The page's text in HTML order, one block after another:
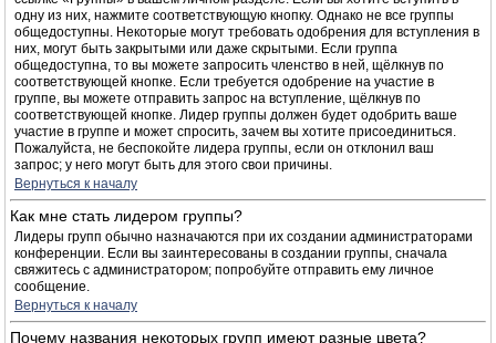
одну из них, нажмите соответствующую кнопку. Однако не все группы
общедоступны. Некоторые могут требовать одобрения для вступления в
них, могут быть закрытыми или даже скрытыми. Если группа
общедоступна, то вы можете запросить членство в ней, щёлкнув по
соответствующей кнопке. Если требуется одобрение на участие в
группе, вы можете отправить запрос на вступление, щёлкнув по
соответствующей кнопке. Лидер группы должен будет одобрить ваше
участие в группе и может спросить, зачем вы хотите присоединиться.
Пожалуйста, не беспокойте лидера группы, если он отклонил ваш
запрос; у него могут быть для этого свои причины.
Вернуться к началу
Как мне стать лидером группы?
Лидеры групп обычно назначаются при их создании администраторами
конференции. Если вы заинтересованы в создании группы, сначала
свяжитесь с администратором; попробуйте отправить ему личное
сообщение.
Вернуться к началу
Почему названия некоторых групп имеют разные цвета?